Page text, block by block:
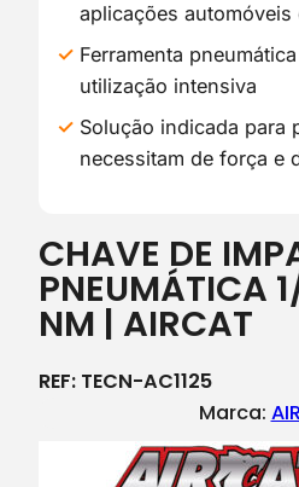
aplicações automóveis
Ferramenta
utilização intensiva
Solução indicada para
necessitam de força e
CHAVE DE
PNEUMÁTICA
NM | AIRCAT
REF: TECN-AC1125
Marca: